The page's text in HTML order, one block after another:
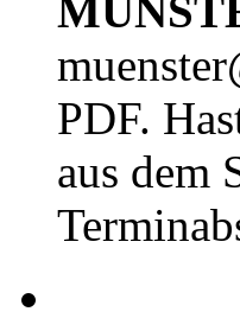
PDF.
aus dem